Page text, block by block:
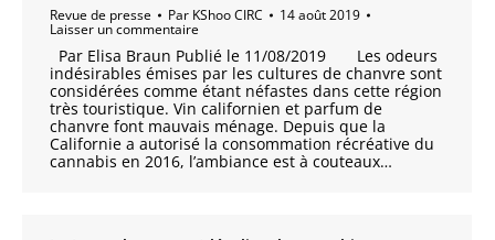
Revue de presse Par KShoo CIRC 14 août 2019
Laisser un commentaire
Par Elisa Braun Publié le 11/08/2019 Les odeurs
indésirables émises par les cultures de chanvre sont
considérées comme étant néfastes dans cette région
très touristique. Vin californien et parfum de
chanvre font mauvais ménage. Depuis que la
Californie a autorisé la consommation récréative du
cannabis en 2016, l’ambiance est à couteaux…